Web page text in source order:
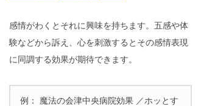
感情がわくとそれに興味を持ちます。五感や体
験などから訴え、心を刺激するとその感情表現
に同調する効果が期待できます。
例： 魔法の会津中央病院効果 ／ホッとす